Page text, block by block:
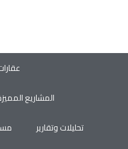
المشاريع
تحليلات وتقارير